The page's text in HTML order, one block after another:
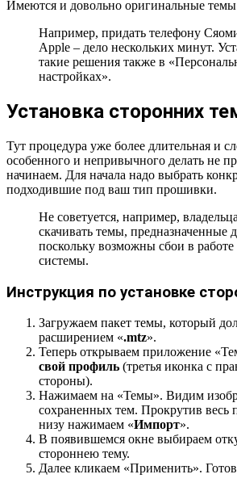
Имеются и довольно оригинальные
Например, придать телефону
Apple – дело нескольких минут.
такие решения также в
настройках».
Установка сторонних
Тут процедура уже более длительная и
особенного и непривычного делать не
начинаем. Для начала надо выбрать
подходившие под ваш тип прошивки.
Не советуется, например,
скачивать темы, предназначенные
поскольку возможны сбои в
системы.
Инструкция по установке
Загружаем пакет темы, который
расширением «.mtz».
Теперь открываем приложение
свой профиль (третья иконка с
стороны).
Нажимаем на «Темы». Видим
сохраненных тем. Прокрутив весь
низу нажимаем «Импорт».
В появившемся окне выбираем
стороннею тему.
Далее кликаем «Применить».